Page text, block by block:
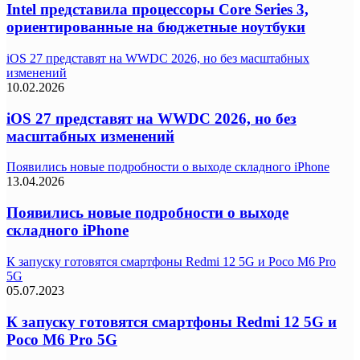
Intel представила процессоры Core Series 3,
ориентированные на бюджетные ноутбуки
iOS 27 представят на WWDC 2026, но без масштабных
изменений
10.02.2026
iOS 27 представят на WWDC 2026, но без
масштабных изменений
Появились новые подробности о выходе складного iPhone
13.04.2026
Появились новые подробности о выходе
складного iPhone
К запуску готовятся смартфоны Redmi 12 5G и Poco M6 Pro
5G
05.07.2023
К запуску готовятся смартфоны Redmi 12 5G и
Poco M6 Pro 5G